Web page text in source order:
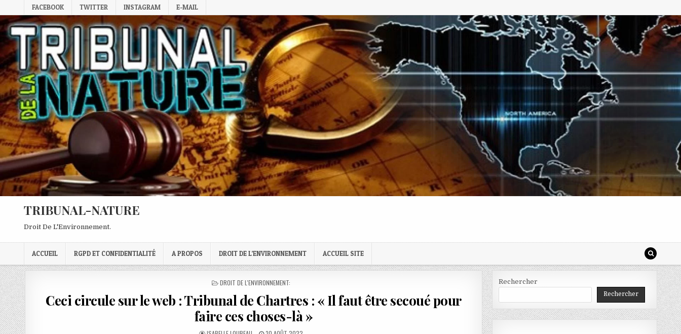
to
content
FACEBOOK TWITTER INSTAGRAM E-MAIL
TRIBUNAL-NATURE
Droit De L'Environnement.
ACCUEIL RGPD ET CONFIDENTIALITÉ A PROPOS DROIT DE L’ENVIRONNEMENT ACCUEIL SITE
POSTED
DROIT DE L'ENVIRONNEMENT:
Ceci circule sur le web : Tribunal de Chartres : « Il faut être secoué pour
faire ces choses-là »
Rechercher
Rechercher